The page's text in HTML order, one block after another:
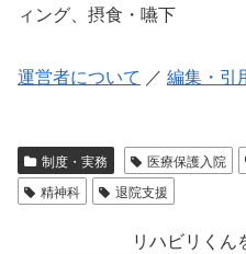
ィング、摂食・嚥下
運営者について ／ 編集・引
制度・実務 医療保護入院
精神科
退院支援
リハビリくん